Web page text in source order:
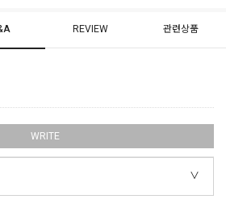
REVIEW 관련상품
WRITE